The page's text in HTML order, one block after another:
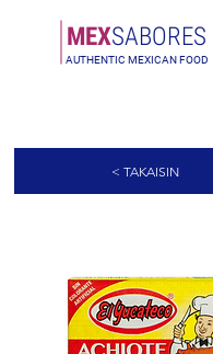
MEXSABORES
AUTHENTIC MEXICAN FOOD
< TAKAISIN